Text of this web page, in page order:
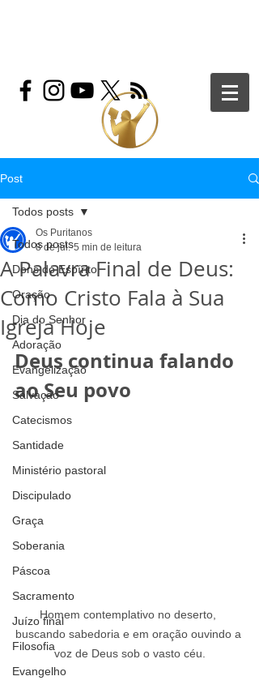
Post
Todos posts
Dons do Espírito
Oração
Dia do Senhor
Adoração
Evangelização
Salvação
Catecismos
Santidade
Ministério pastoral
Discipulado
Graça
Soberania
Páscoa
Sacramento
Juízo final
Filosofia
Evangelho
Todos posts
A Palavra Final de Deus:
Como Cristo Fala à Sua
Igreja Hoje
Os Puritanos
8 de jul. 5 min de leitura
Deus continua falando
ao Seu povo
A Palavra Final de Deus:
Como Cristo Fala à Sua Igreja
Hoje
Homem contemplativo no deserto,
buscando sabedoria e em oração ouvindo a
voz de Deus sob o vasto céu.